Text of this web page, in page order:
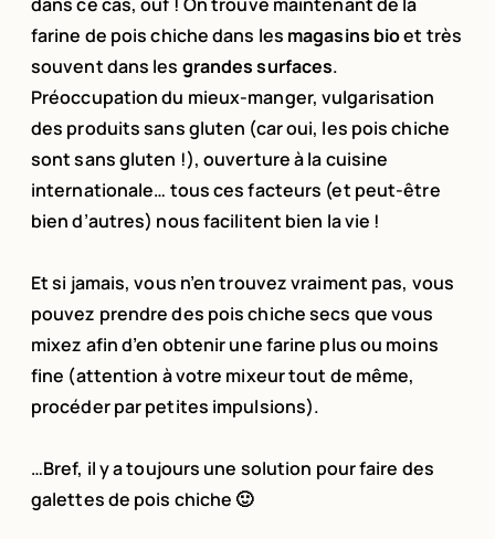
farine de pois chiche dans les magasins bioet très
souvent dans les grandes surfaces.
Préoccupation du mieux-manger, vulgarisation
des produits sans gluten (car oui, les pois chiche
sont sans gluten !), ouverture à la cuisine
internationale… tous ces facteurs (et peut-être
bien d’autres) nous facilitent bien la vie !
Et si jamais, vous n’en trouvez vraiment pas, vous
pouvez prendre des pois chiche secs que vous
mixez afin d’en obtenir une farine plus ou moins
fine (attention à votre mixeur tout de même,
procéder par petites impulsions).
…Bref, il y a toujours une solution pour faire des
galettes de pois chiche 🙂